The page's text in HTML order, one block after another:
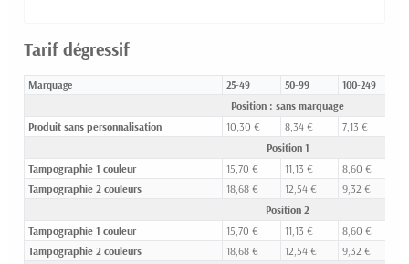
Tarif dégressif
Marquage 25-49 50-99 100-249
Position : sans marquage
Produit sans personnalisation
10,30 € 8,34 € 7,13 €
Position 1
Tampographie 1 couleur
15,70 € 11,13 € 8,60 €
Tampographie 2 couleurs
18,68 € 12,54 € 9,32 €
Position 2
Tampographie 1 couleur
15,70 € 11,13 € 8,60 €
Tampographie 2 couleurs
18,68 € 12,54 € 9,32 €